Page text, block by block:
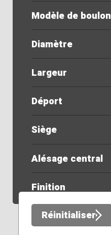
Modèle de boulon
Diamètre
Largeur
Déport
Siège
Alésage central
Finition
Réinitialiser